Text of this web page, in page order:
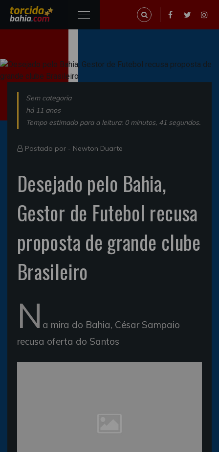
Sem categoria
há 11 anos
Tempo estimado para a leitura: 0 minutos, 41 segundos.
Postado por - Newton Duarte
Desejado pelo Bahia,
Gestor de Futebol recusa
proposta de grande clube
Brasileiro
N a mira do Bahia, César Sampaio
recusa oferta do Santos